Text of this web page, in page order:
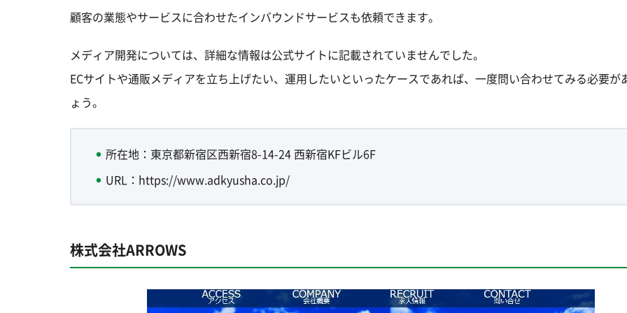
顧客の業態やサービスに合わせたインバウンドサービスも依頼できます。
メディア開発については、詳細な情報は公式サイトに記載されていませんでした。
ECサイトや通販メディアを立ち上げたい、運用したいといったケースであれば、一度問い合わせてみる必要が
ょう。
所在地：東京都新宿区西新宿8-14-24 西新宿KFビル6F
URL：https://www.adkyusha.co.jp/
株式会社ARROWS